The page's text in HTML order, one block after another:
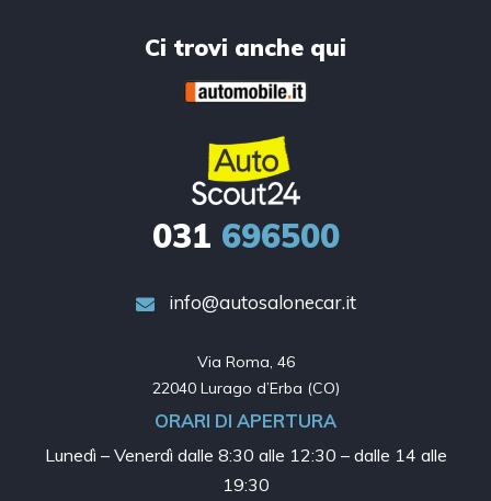
Ci trovi anche qui
031 696500
info@autosalonecar.it
Via Roma, 46
22040 Lurago d’Erba (CO)
ORARI DI APERTURA
Lunedì – Venerdì dalle 8:30 alle 12:30 – dalle 14 alle
19:30